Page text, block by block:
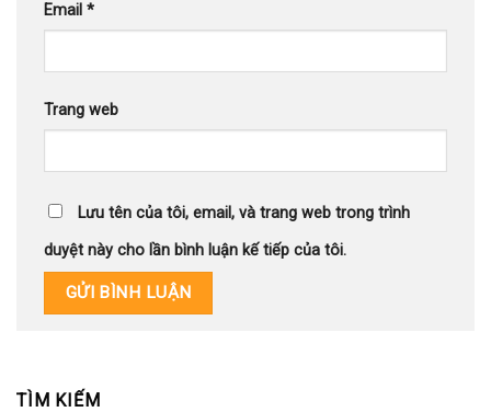
Email *
Trang web
Lưu tên của tôi, email, và trang web trong trình
duyệt này cho lần bình luận kế tiếp của tôi.
TÌM KIẾM